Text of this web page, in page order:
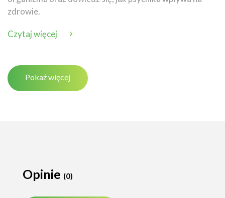
zdrowie.
Czytaj więcej
Pokaż więcej
Opinie (0)